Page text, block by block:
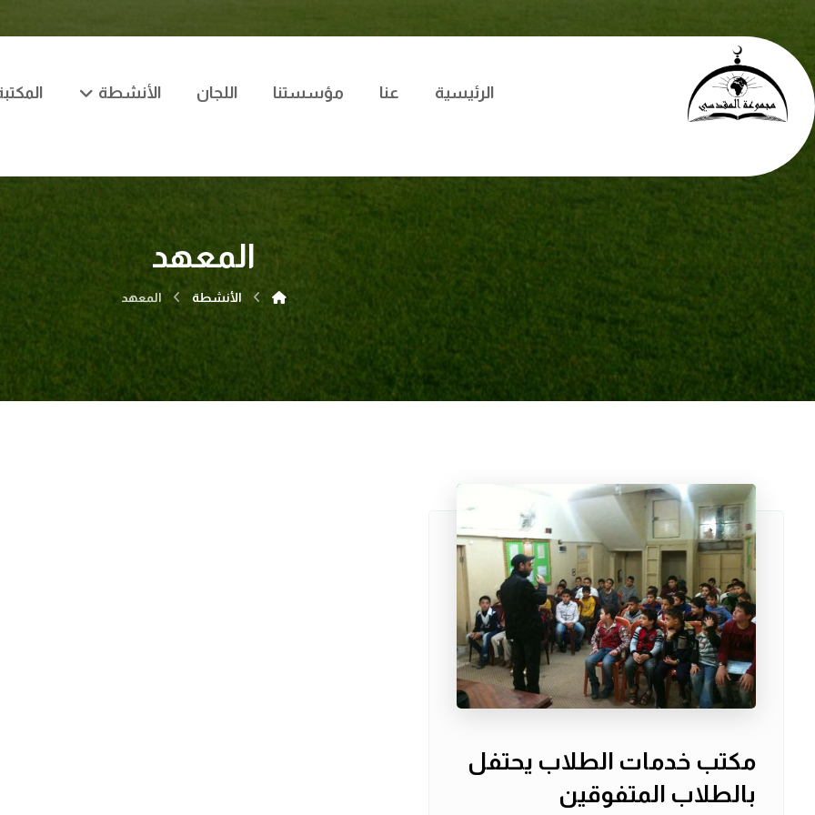
الرئيسية عنا مؤسستنا اللجان الأنشطة
المعهد
الأنشطة المعهد
مكتب خدمات الطلاب يحتفل
بالطلاب المتفوقين